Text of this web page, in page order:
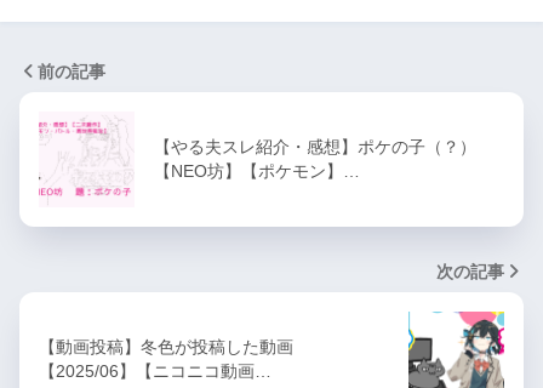
前の記事
【やる夫スレ紹介・感想】ポケの子（？）
【NEO坊】【ポケモン】…
次の記事
【動画投稿】冬色が投稿した動画
【2025/06】【ニコニコ動画…